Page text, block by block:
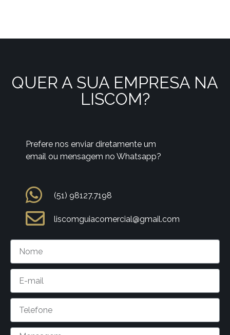
QUER A SUA EMPRESA NA
LISCOM?
Prefere nos enviar diretamente um
email ou mensagem no Whatsapp?
(51) 98127.7198
liscomguiacomercial@gmail.com